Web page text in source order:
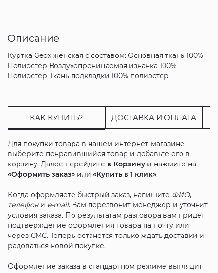
Описание
Куртка Geox женская с составом: Основная ткань 100%
Полиэстер Воздухопроницаемая изнанка 100%
Полиэстер Ткань подкладки 100% полиэстер
КАК КУПИТЬ? ДОСТАВКА И ОПЛАТА
Для покупки товара в нашем интернет-магазине
выберите понравившийся товар и добавьте его в
корзину. Далее перейдите в Корзинуи нажмите на
«Оформить заказ»или «Купить в 1 клик».
Когда оформляете быстрый заказ, напишите ФИО,
телефони e-mail. Вам перезвонит менеджер и уточнит
условия заказа. По результатам разговора вам придет
подтверждение оформления товара на почту или
через СМС. Теперь останется только ждать доставки и
радоваться новой покупке.
Оформление заказа в стандартном режиме выглядит